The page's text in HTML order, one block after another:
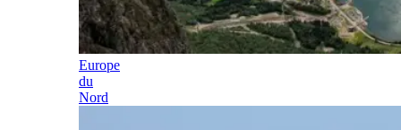
Europe
du
Nord